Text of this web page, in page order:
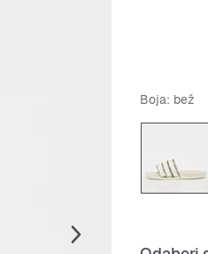
Boja: bež